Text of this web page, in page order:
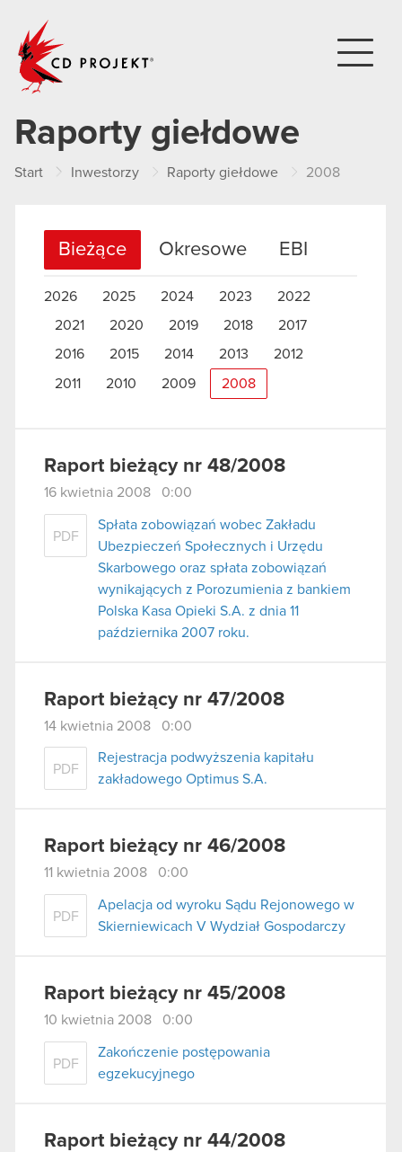
Raporty giełdowe
Start Inwestorzy Raporty giełdowe 2008
Bieżące Okresowe EBI
2026 2025 2024 2023
2022
2021
2020 2019 2018
2017
2016
2015 2014 2013 2012
2011 2010 2009 2008
Raport bieżący nr 48/2008
16 kwietnia 2008 0:00
PDF
Spłata zobowiązań wobec Zakładu
Ubezpieczeń Społecznych i Urzędu
Skarbowego oraz spłata zobowiązań
wynikających z Porozumienia z bankiem
Polska Kasa Opieki S.A. z dnia 11
października 2007 roku.
Raport bieżący nr 47/2008
14 kwietnia 2008 0:00
PDF
Rejestracja podwyższenia kapitału
zakładowego Optimus S.A.
Raport bieżący nr 46/2008
11 kwietnia 2008 0:00
PDF
Apelacja od wyroku Sądu Rejonowego w
Skierniewicach V Wydział Gospodarczy
Raport bieżący nr 45/2008
10 kwietnia 2008 0:00
PDF
Zakończenie postępowania
egzekucyjnego
Raport bieżący nr 44/2008